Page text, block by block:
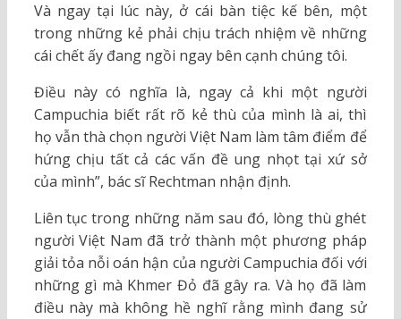
Và ngay tại lúc này, ở cái bàn tiệc kế bên, một
trong những kẻ phải chịu trách nhiệm về những
cái chết ấy đang ngồi ngay bên cạnh chúng tôi.
Điều này có nghĩa là, ngay cả khi một người
Campuchia biết rất rõ kẻ thù của mình là ai, thì
họ vẫn thà chọn người Việt Nam làm tâm điểm để
hứng chịu tất cả các vấn đề ung nhọt tại xứ sở
của mình”, bác sĩ Rechtman nhận định.
Liên tục trong những năm sau đó, lòng thù ghét
người Việt Nam đã trở thành một phương pháp
giải tỏa nỗi oán hận của người Campuchia đối với
những gì mà Khmer Đỏ đã gây ra. Và họ đã làm
điều này mà không hề nghĩ rằng mình đang sử